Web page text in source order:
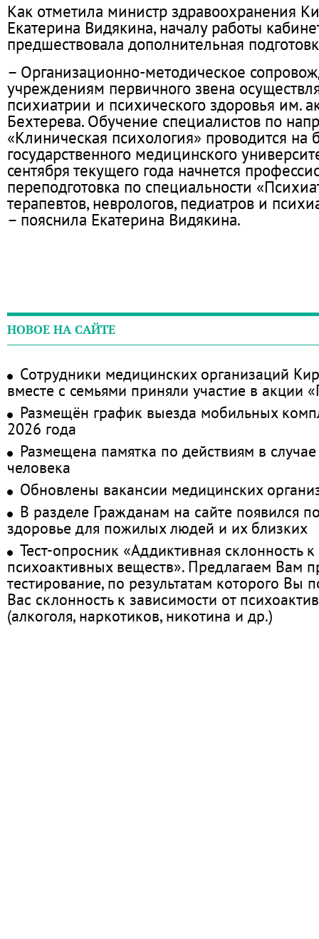
Как отметила министр здравоохранения
Екатерина Видякина, началу работы
предшествовала дополнительная
– Организационно-методическое
учреждениям первичного звена
психиатрии и психического здоровья им.
Бехтерева. Обучение специалистов по
«Клиническая психология» проводится на
государственного медицинского
сентября текущего года начнется
переподготовка по специальности
терапевтов, неврологов, педиатров и
– пояснила Екатерина Видякина.
НОВОЕ НА САЙТЕ
Сотрудники медицинских организаций
вместе с семьями приняли участие в акции
Размещён график выезда мобильных
2026 года
Размещена памятка по действиям в
человека
Обновлены вакансии медицинских
В разделе Гражданам на сайте появился
здоровье для пожилых людей и их близких
Тест-опросник «Аддиктивная склонность
психоактивных веществ». Предлагаем Вам
тестирование, по результатам которого Вы
Вас склонность к зависимости от
(алкоголя, наркотиков, никотина и др.)